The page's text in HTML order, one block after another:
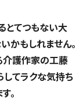
とてつもない大
かもしれません。
介護作家の工藤
てラクな気持ち
。